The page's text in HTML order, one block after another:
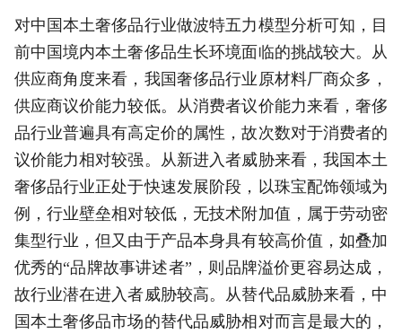
对中国本土奢侈品行业做波特五力模型分析可知，目
前中国境内本土奢侈品生长环境面临的挑战较大。从
供应商角度来看，我国奢侈品行业原材料厂商众多，
供应商议价能力较低。从消费者议价能力来看，奢侈
品行业普遍具有高定价的属性，故次数对于消费者的
议价能力相对较强。从新进入者威胁来看，我国本土
奢侈品行业正处于快速发展阶段，以珠宝配饰领域为
例，行业壁垒相对较低，无技术附加值，属于劳动密
集型行业，但又由于产品本身具有较高价值，如叠加
优秀的“品牌故事讲述者”，则品牌溢价更容易达成，
故行业潜在进入者威胁较高。从替代品威胁来看，中
国本土奢侈品市场的替代品威胁相对而言是最大的，